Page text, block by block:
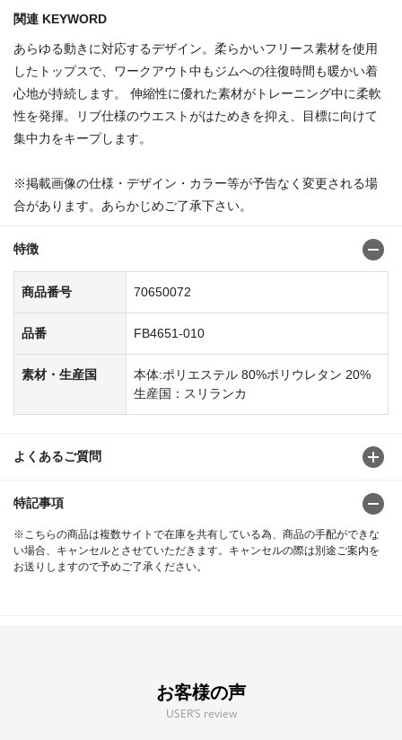
関連 KEYWORD
あらゆる動きに対応するデザイン。柔らかいフリース素材を使用
したトップスで、ワークアウト中もジムへの往復時間も暖かい着
心地が持続します。 伸縮性に優れた素材がトレーニング中に柔軟
性を発揮。リブ仕様のウエストがはためきを抑え、目標に向けて
集中力をキープします。
※掲載画像の仕様・デザイン・カラー等が予告なく変更される場
合があります。あらかじめご了承下さい。
特徴
商品番号 70650072
品番 FB4651-010
素材・生産国
本体:ポリエステル 80%ポリウレタン 20%
生産国：スリランカ
よくあるご質問
特記事項
※こちらの商品は複数サイトで在庫を共有している為、商品の手配ができな
い場合、キャンセルとさせていただきます。キャンセルの際は別途ご案内を
お送りしますので予めご了承ください。
お客様の声
USER’S review